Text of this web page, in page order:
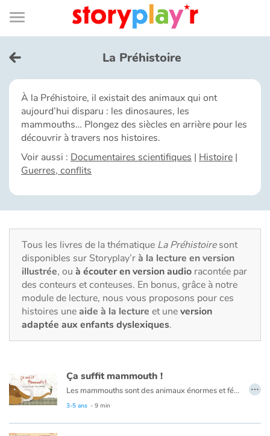
Connexion
Bibliothèque
de
page
Menu
Je me connecte
Tester gratuitement
Bibliothèque
Contes d'ici et d'ailleurs
Fable, mythe, littérature et poésie
Princesses et princes, rois, reines et dragons
Ogres, monstres et sorcières
Écologie, nature, saisons
Les animaux
La Préhistoire
À la Préhistoire, il existait des animaux qui ont
aujourd’hui disparu : les dinosaures, les
mammouths… Plongez des siècles en arrière pour les
découvrir à travers nos histoires.
Voir aussi : Documentaires scientifiques | Histoire |
Guerres, conflits
Tous les livres de la thématique La Préhistoiresont
disponibles sur Storyplay’rà la lecture en version
illustrée, ou à écouter en version audio racontée par
des conteurs et conteuses. En bonus, grâce à notre
module de lecture, nous vous proposons pour ces
histoires uneaide à la lecture et uneversion
adaptée aux enfants dyslexiques.
Ça suffit mammouth !
Les mammouths sont des animaux énormes et féroces. Et très rebelles. Je le sais parce que j'en ai un à la maison...
3-5 ans - 9 min
…